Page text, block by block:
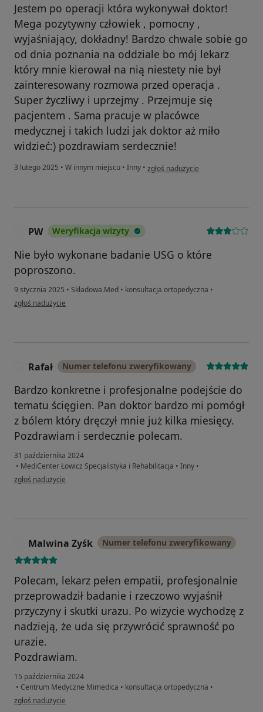
Jestem po operacji która wykonywał doktor!
Mega pozytywny człowiek , pomocny ,
wyjaśniający, dokładny! Bardzo chwale sobie go
od dnia poznania na oddziale bo mój lekarz
który mnie kierował na nią niestety nie był
zainteresowany rozmowa przed operacja .
Super życzliwy i uprzejmy . Przejmuje się
pacjentem . Sama pracuje w placówce
medycznej i takich ludzi jak doktor aż miło
widzieć:) pozdrawiam serdecznie!
3 lutego 2025 • W innym miejscu • Inny • w opinii użytkownika Sylwia
zgłoś nadużycie
PW Weryfikacja wizyty
Nie było wykonane badanie USG o które
poproszono.
9 stycznia 2025 • Składowa.Med • konsultacja ortopedyczna •
w opinii użytkownika PW
zgłoś nadużycie
Rafał Numer telefonu zweryfikowany
Bardzo konkretne i profesjonalne podejście do
tematu ścięgien. Pan doktor bardzo mi pomógł
z bólem który dręczył mnie już kilka miesięcy.
Pozdrawiam i serdecznie polecam.
31 października 2024
• MediCenter Łowicz Specjalistyka i Rehabilitacja • Inny •
w opinii użytkownika Rafał
zgłoś nadużycie
Malwina Zyśk Numer telefonu zweryfikowany
Polecam, lekarz pełen empatii, profesjonalnie
przeprowadził badanie i rzeczowo wyjaśnił
przyczyny i skutki urazu. Po wizycie wychodzę z
nadzieją, że uda się przywrócić sprawność po
urazie.
Pozdrawiam.
15 października 2024
• Centrum Medyczne Mimedica • konsultacja ortopedyczna •
w opinii użytkownika Malwina Zyśk
zgłoś nadużycie